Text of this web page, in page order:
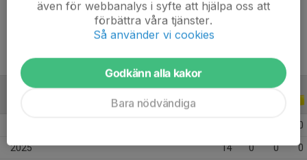
27 år
ALLA ÅR
0
2025 14 0 0 0
även för webbanalys i syfte att hjälpa oss att
förbättra våra tjänster.
Så använder vi cookies
Godkänn alla kakor
Bara nödvändiga